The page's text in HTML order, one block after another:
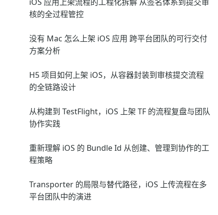
核的全过程管控
没有 Mac 怎么上架 iOS 应用 跨平台团队的可行交付
方案分析
H5 项目如何上架 iOS，从容器封装到审核提交流程
的全链路设计
从构建到 TestFlight，iOS 上架 TF 的流程复盘与团队
协作实践
重新理解 iOS 的 Bundle Id 从创建、管理到协作的工
程策略
Transporter 的局限与替代路径，iOS 上传流程在多
平台团队中的演进